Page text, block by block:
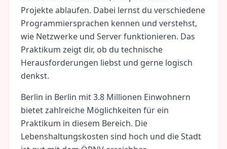
Projekte ablaufen. Dabei lernst du verschiedene
Programmiersprachen kennen und verstehst,
wie Netzwerke und Server funktionieren. Das
Praktikum zeigt dir, ob du technische
Herausforderungen liebst und gerne logisch
denkst.
Berlin in Berlin mit3.8 Millionen Einwohnern
bietet zahlreiche Möglichkeiten für ein
Praktikum in diesem Bereich. Die
Lebenshaltungskosten sind hoch und die Stadt